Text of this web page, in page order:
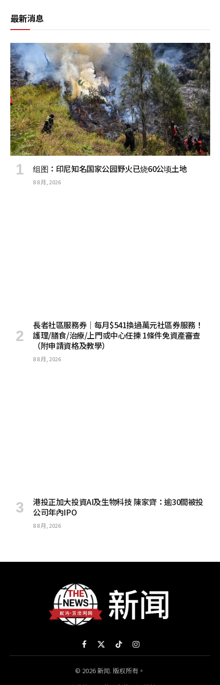
最新消息
组图：印尼知名国家公园野火已烧60公顷土地
8 8 月, 2026
長者社區服務券｜每月$541換過萬元社區券服務！
護理/膳食/治療/上門或中心任揀 1條件免資產審查
（附申請資格及教學）
8 8 月, 2026
港投正加大投資AI及生物科技 陳家齊：逾30間被投
公司年內IPO
8 8 月, 2026
Facebook
X
(Twitter)
TikTokInstagram
© 2026 新闻. 版权所有。